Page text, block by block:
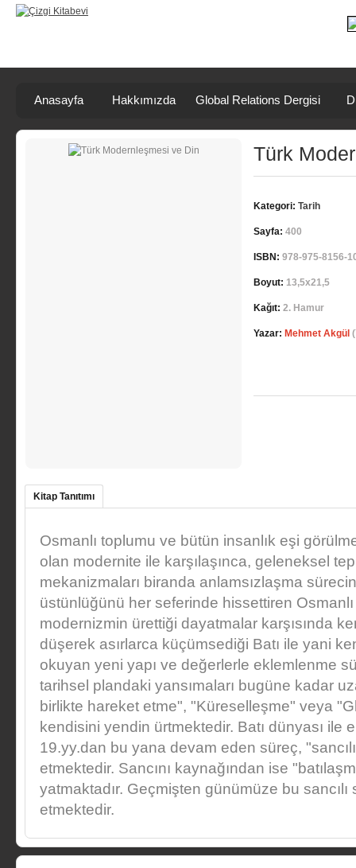
Anasayfa Hakkımızda Global Relations Dergisi
Türk
Kategori: Tarih
Sayfa: 400
ISBN: 978-975-8156-
Boyut: 13,5x21,5
Kağıt: 2. Hamur
Yazar: Mehmet Akgül
Kitap Tanıtımı
Osmanlı toplumu ve bütün insanlık eşi
olan modernite ile karşılaşınca, geleneksel
mekanizmaları biranda anlamsızlaşma
üstünlüğünü her seferinde hissettiren
modernizmin ürettiği dayatmalar karşısında
düşerek asırlarca küçümsediği Batı ile yani
okuyan yeni yapı ve değerlerle eklemlenme
tarihsel plandaki yansımaları bugüne kadar
birlikte hareket etme", "Küreselleşme" veya
kendisini yendin ürtmektedir. Batı dünyası ile
19.yy.dan bu yana devam eden süreç,
etmektedir. Sancını kaynağından ise
yatmaktadır. Geçmişten günümüze bu
etmektedir.